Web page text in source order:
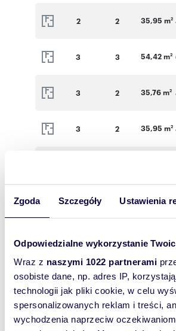
Zgoda Szczegóły Ustawienia
Odpowiedzialne wykorzystanie
Wraz z naszymi 1022 partnerami
osobiste dane, np. adres IP,
technologii jak pliki cookie, w celu
spersonalizowanych reklam i treści,
wychodzenia naprzeciw
2 2 35,95 m2
3 3 54,42 m2
3 2 35,76 m2
3 2 35,95 m2
4 3 54,42 m
39,98 m
4 2 35,95 m2